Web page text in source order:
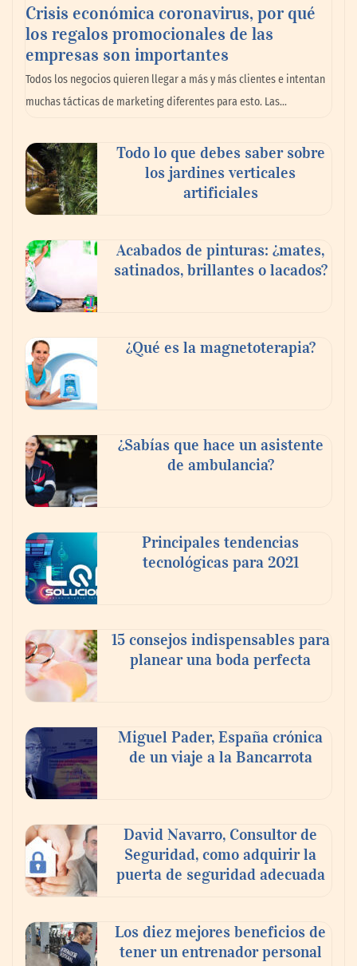
La omnicanalidad redefine la forma de
planear viajes en México
buscan proyectar talento mexicano y
fortalecer el turismo médico
En el Día de la Cerveza, Grupo Modelo
mundo elige para reunirse: 7 de cada 10 la
escogen
compromiso para el eclipse solar del 12 de
agosto
Crisis económica coronavirus, por qué
los regalos promocionales de las
empresas son importantes
Todos los negocios quieren llegar a más y más clientes e intentan
muchas tácticas de marketing diferentes para esto. Las…
Todo lo que debes saber sobre
los jardines verticales
artificiales
Acabados de pinturas: ¿mates,
satinados, brillantes o lacados?
¿Qué es la magnetoterapia?
¿Sabías que hace un asistente
de ambulancia?
Principales tendencias
tecnológicas para 2021
15 consejos indispensables para
planear una boda perfecta
Miguel Pader, España crónica
de un viaje a la Bancarrota
David Navarro, Consultor de
Seguridad, como adquirir la
puerta de seguridad adecuada
Los diez mejores beneficios de
tener un entrenador personal